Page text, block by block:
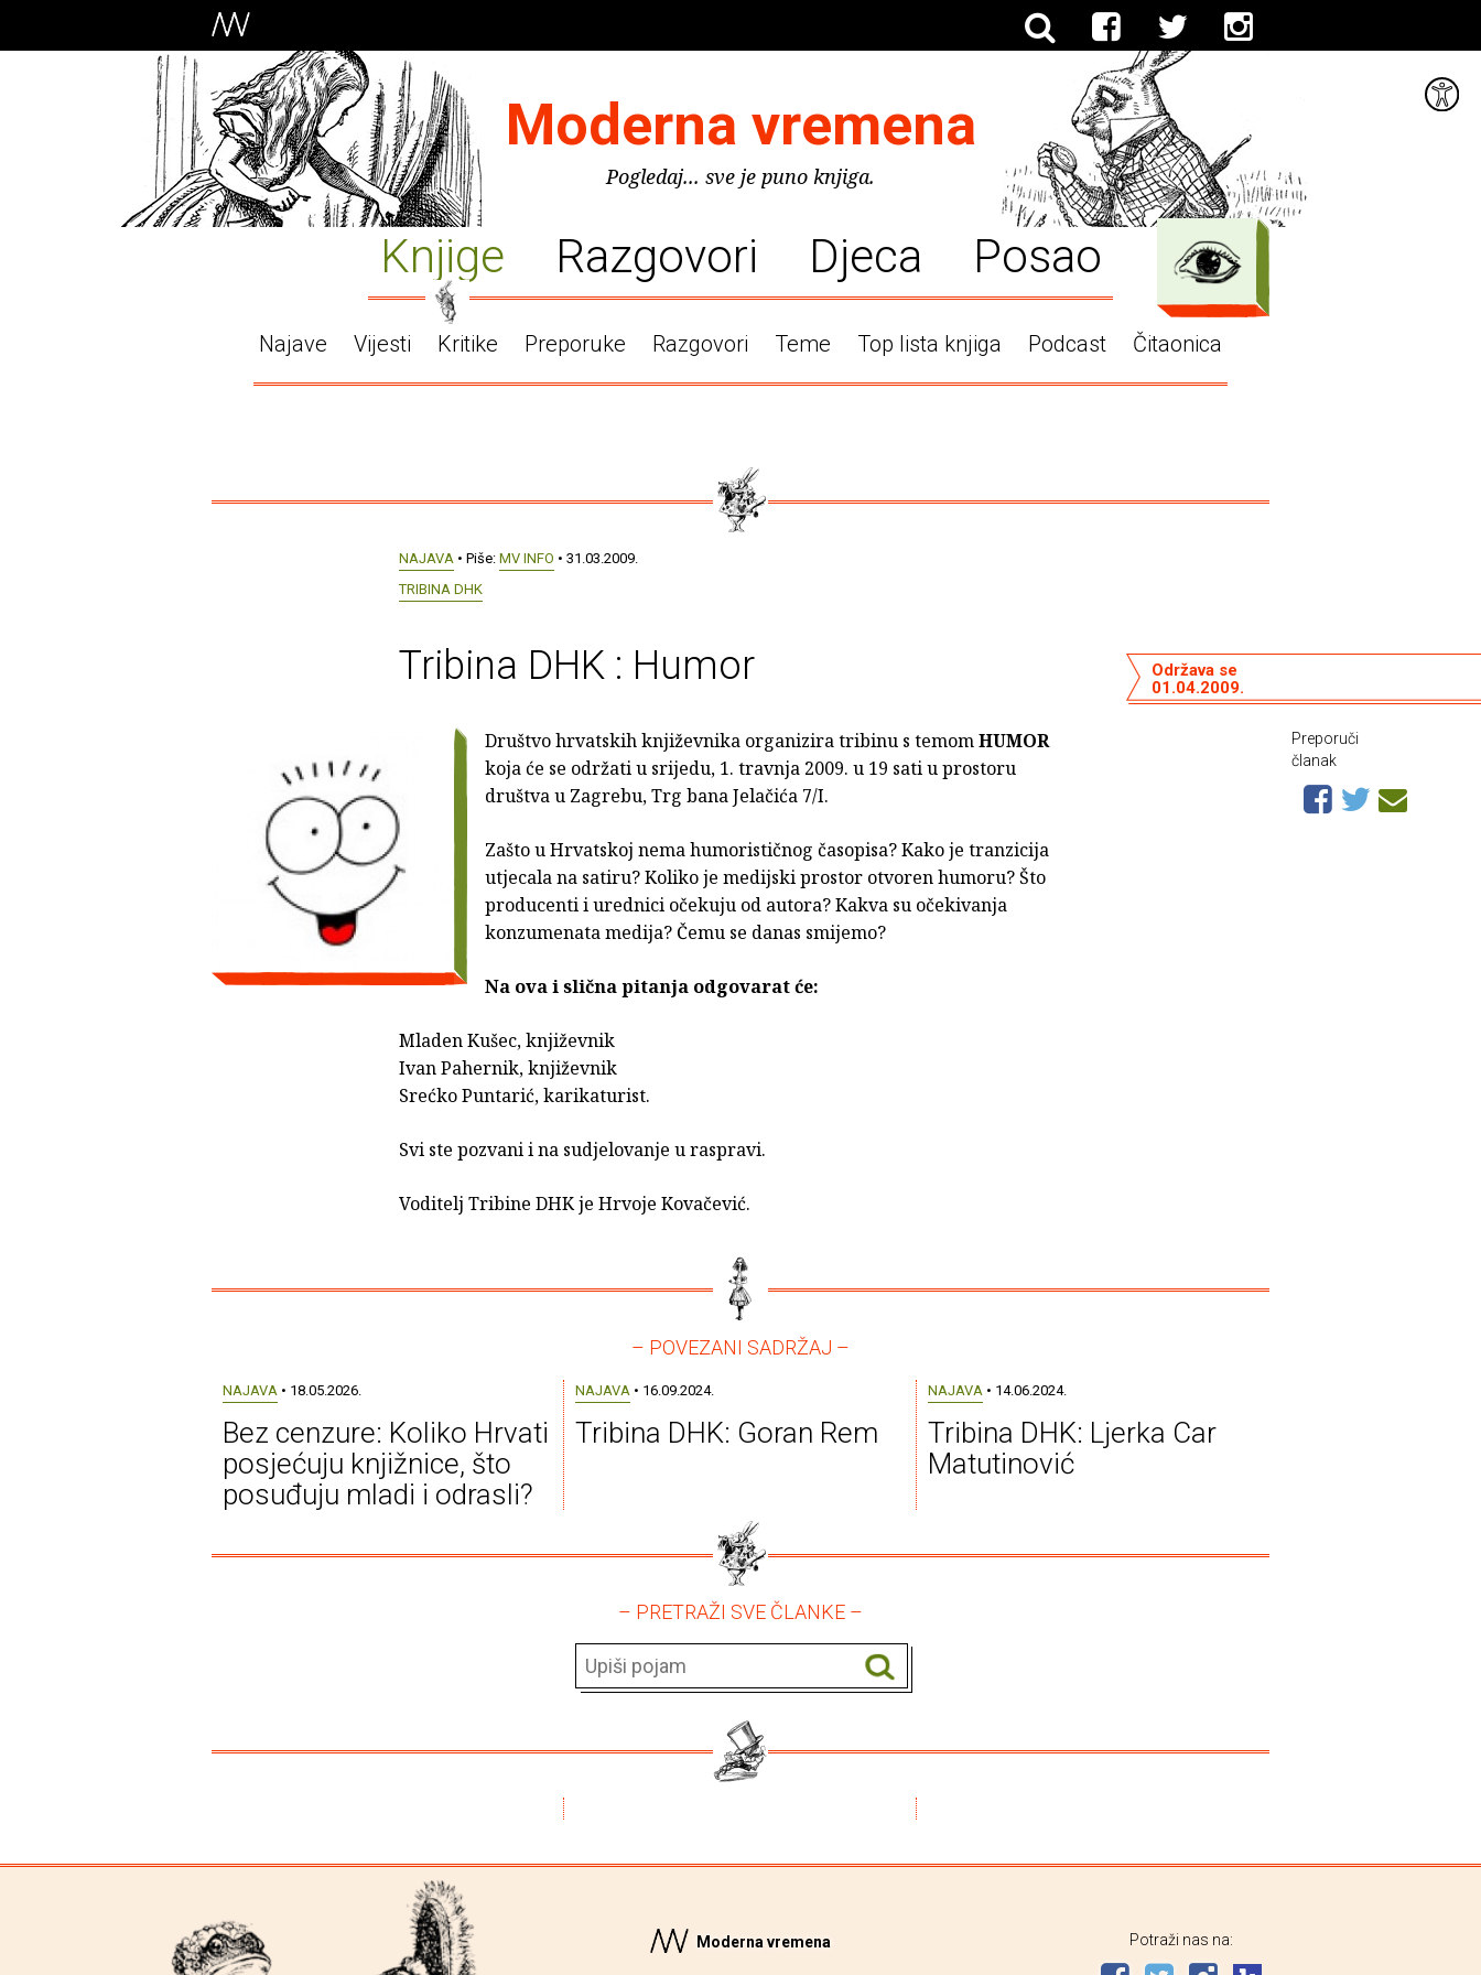
Moderna vremena
Pogledaj... sve je puno knjiga.
Knjige Razgovori Djeca Posao
Najave Vijesti Kritike Preporuke Razgovori Teme Top lista knjiga Podcast Čitaonica
NAJAVA • Piše: MV INFO • 31.03.2009.
TRIBINA DHK
Tribina DHK : Humor
Održava se
01.04.2009.
Društvo hrvatskih književnika organizira tribinu s temomHUMOR
koja će se održati u srijedu, 1. travnja 2009. u 19 sati u prostoru
društva u Zagrebu, Trg bana Jelačića 7/I.
Zašto u Hrvatskoj nema humorističnog časopisa? Kako je tranzicija
utjecala na satiru? Koliko je medijski prostor otvoren humoru? Što
producenti i urednici očekuju od autora? Kakva su očekivanja
konzumenata medija? Čemu se danas smijemo?
Na ova i slična pitanja odgovarat će:
Mladen Kušec, književnik
Ivan Pahernik, književnik
Srećko Puntarić, karikaturist.
Svi ste pozvani i na sudjelovanje u raspravi.
Voditelj Tribine DHK je Hrvoje Kovačević.
Preporuči
članak
– POVEZANI SADRŽAJ –
NAJAVA • 18.05.2026.
Bez cenzure: Koliko Hrvati
posjećuju knjižnice, što
posuđuju mladi i odrasli?
NAJAVA • 16.09.2024.
Tribina DHK: Goran Rem
NAJAVA • 14.06.2024.
Tribina DHK: Ljerka Car
Matutinović
– PRETRAŽI SVE ČLANKE –
Moderna vremena Potraži nas na: